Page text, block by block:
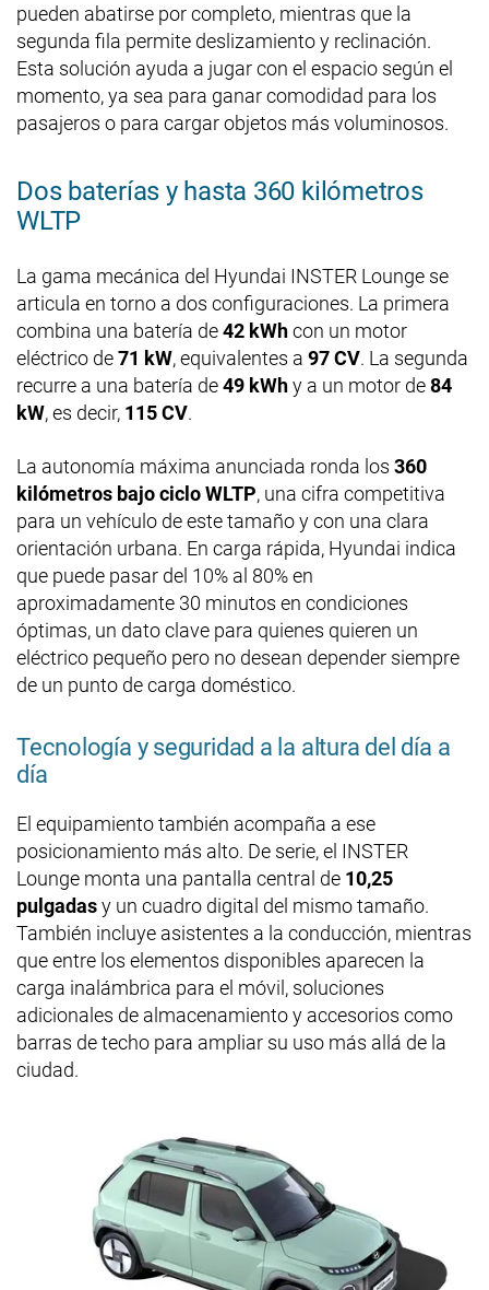
pueden abatirse por completo, mientras que la
segunda fila permite deslizamiento y reclinación.
Esta solución ayuda a jugar con el espacio según el
momento, ya sea para ganar comodidad para los
pasajeros o para cargar objetos más voluminosos.
Dos baterías y hasta 360 kilómetros
WLTP
La gama mecánica del Hyundai INSTER Lounge se
articula en torno a dos configuraciones. La primera
combina una batería de42 kWhcon un motor
eléctrico de71 kW, equivalentes a 97 CV. La segunda
recurre a una batería de49 kWhy a un motor de84
kW, es decir, 115 CV.
La autonomía máxima anunciada ronda los 360
kilómetros bajo ciclo WLTP, una cifra competitiva
para un vehículo de este tamaño y con una clara
orientación urbana. En carga rápida, Hyundai indica
que puede pasar del 10% al 80% en
aproximadamente 30 minutos en condiciones
óptimas, un dato clave para quienes quieren un
eléctrico pequeño pero no desean depender siempre
de un punto de carga doméstico.
Tecnología y seguridad a la altura del día a
día
El equipamiento también acompaña a ese
posicionamiento más alto. De serie, el INSTER
Lounge monta una pantalla central de 10,25
pulgadasy un cuadro digital del mismo tamaño.
También incluye asistentes a la conducción, mientras
que entre los elementos disponibles aparecen la
carga inalámbrica para el móvil, soluciones
adicionales de almacenamiento y accesorios como
barras de techo para ampliar su uso más allá de la
ciudad.